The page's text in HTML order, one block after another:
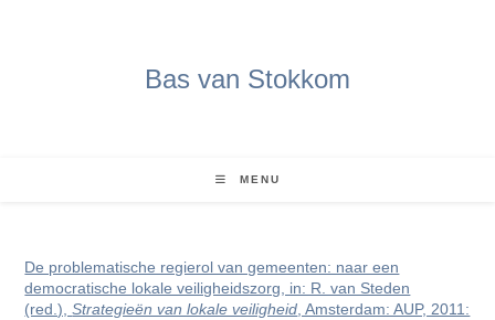
Bas van Stokkom
MENU
De problematische regierol van gemeenten: naar een
democratische lokale veiligheidszorg, in: R. van Steden
(red.),Strategieën van lokale veiligheid , Amsterdam: AUP, 2011: